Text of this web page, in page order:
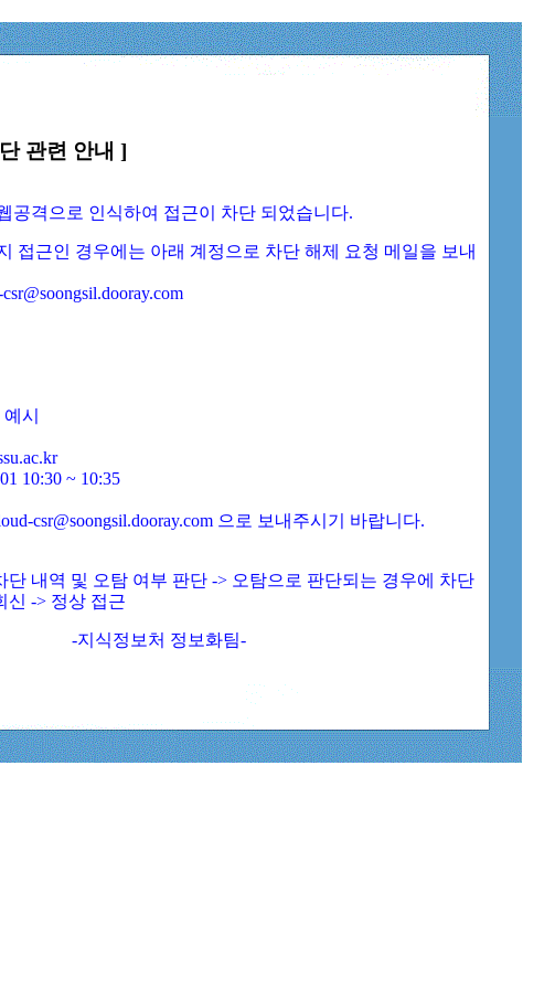
관련 안내 ]
공격으로 인식하여 접근이 차단 되었습니다.
접근인 경우에는 아래 계정으로 차단 해제 요청 메일을 보내
시
10:30 ~ 10:35
csr@soongsil.dooray.com 으로 보내주시기 바랍니다.
단 내역 및 오탐 여부 판단 -> 오탐으로 판단되는 경우에 차단
신 -> 정상 접근
-지식정보처 정보화팀-